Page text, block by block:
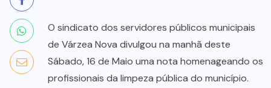
O sindicato dos servidores públicos municipais
de Várzea Nova divulgou na manhã deste
Sábado, 16 de Maio uma nota homenageando os
profissionais da limpeza pública do município.